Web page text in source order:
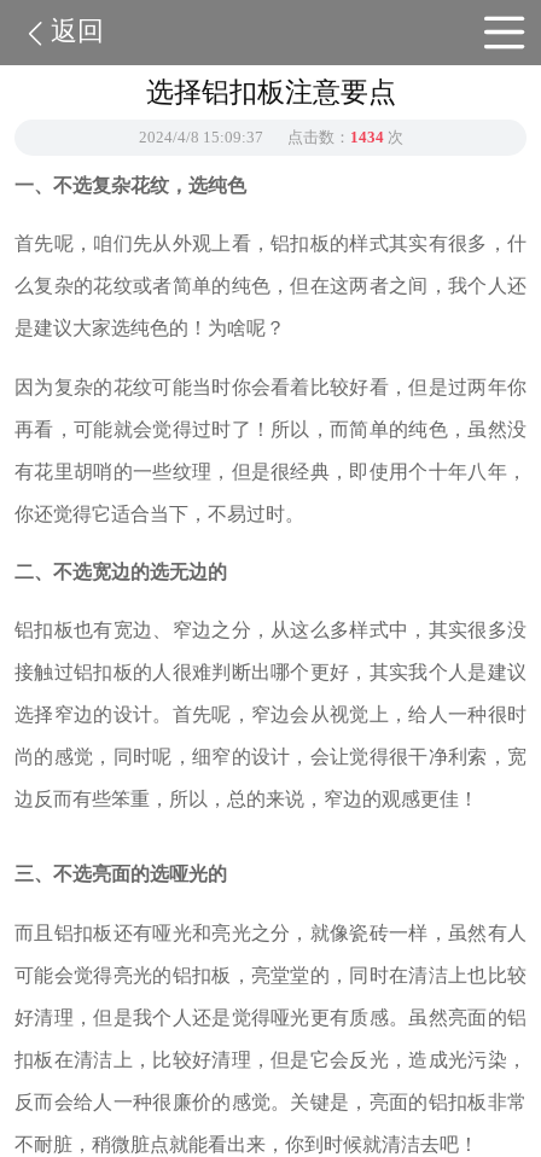
返回
选择铝扣板注意要点
2024/4/8 15:09:37 点击数： 1434 次
一、不选复杂花纹，选纯色
首先呢，咱们先从外观上看，铝扣板的样式其实有很多，什
么复杂的花纹或者简单的纯色，但在这两者之间，我个人还
是建议大家选纯色的！为啥呢？
因为复杂的花纹可能当时你会看着比较好看，但是过两年你
再看，可能就会觉得过时了！所以，而简单的纯色，虽然没
有花里胡哨的一些纹理，但是很经典，即使用个十年八年，
你还觉得它适合当下，不易过时。
二、不选宽边的选无边的
铝扣板也有宽边、窄边之分，从这么多样式中，其实很多没
接触过铝扣板的人很难判断出哪个更好，其实我个人是建议
选择窄边的设计。 首先呢，窄边会从视觉上，给人一种很时
尚的感觉，同时呢，细窄的设计，会让觉得很干净利索，宽
边反而有些笨重，所以，总的来说，窄边的观感更佳！
三、不选亮面的选哑光的
而且铝扣板还有哑光和亮光之分，就像瓷砖一样，虽然有人
可能会觉得亮光的铝扣板，亮堂堂的，同时在清洁上也比较
好清理，但是我个人还是觉得哑光更有质感。 虽然亮面的铝
扣板在清洁上，比较好清理，但是它会反光，造成光污染，
反而会给人一种很廉价的感觉。关键是，亮面的铝扣板非常
不耐脏，稍微脏点就能看出来，你到时候就清洁去吧！